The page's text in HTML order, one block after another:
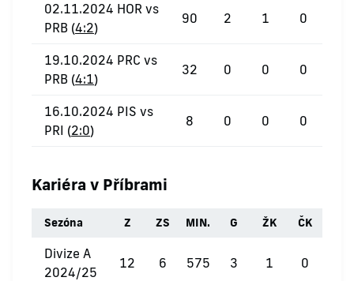
02.11.2024 HOR vs
PRB (4:2)
90 2 1 0
19.10.2024 PRC vs
PRB (4:1)
32 0 0 0
16.10.2024 PIS vs
PRI (2:0)
8 0 0 0
Kariéra v Příbrami
Sezóna Z ZS MIN. G ŽK ČK
Divize A
2024/25
12 6 575 3 1 0